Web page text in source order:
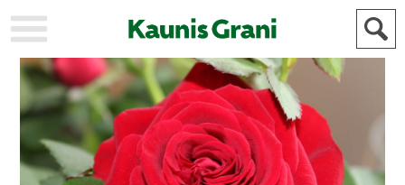
KAUPUNKI
STADEN
AJANKOHTAISTA
AKTUELLT
URHEILU
IDROTT
KULTTUURI
KULTUR